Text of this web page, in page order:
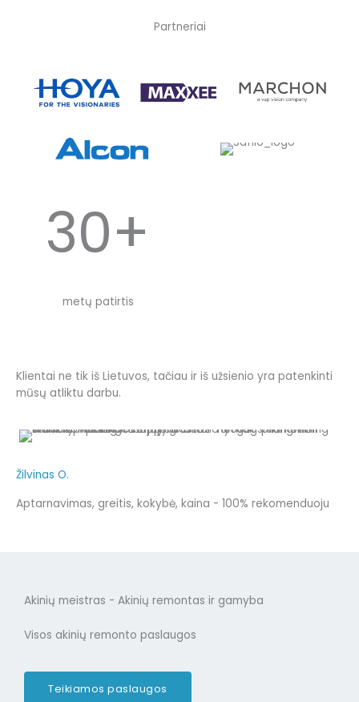
Partneriai
30+
metų patirtis
Klientai ne tik iš Lietuvos, tačiau ir iš užsienio yra patenkinti
mūsų atliktu darbu.
Žilvinas O.
Aptarnavimas, greitis, kokybė, kaina - 100% rekomenduoju
Akinių meistras - Akinių remontas ir gamyba
Visos akinių remonto paslaugos
Teikiamos paslaugos